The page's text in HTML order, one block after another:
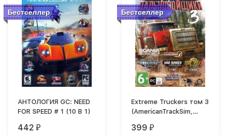
Бестселлер
АНТОЛОГИЯ GC: NEED
FOR SPEED # 1 (10 В 1)
442 ₽
Бестселлер
Extreme Truckers том 3
(AmericanTrackSim,
Spintires)
399 ₽